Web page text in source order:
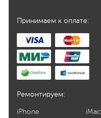
Принимаем к оплате:
Ремонтируем:
iPhone iMac